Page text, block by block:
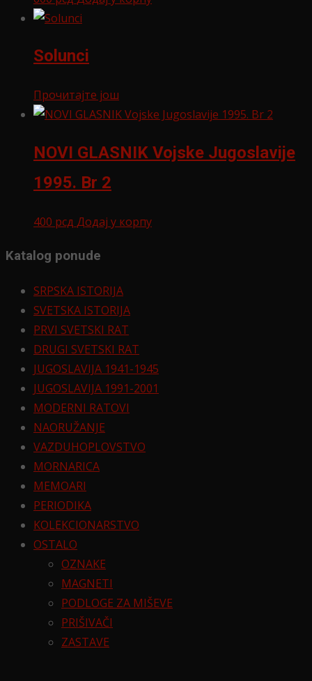
Solunci
Прочитајте још
NOVI GLASNIK Vojske Jugoslavije
1995. Br 2
400 рсд Додај у корпу
Katalog ponude
SRPSKA ISTORIJA
SVETSKA ISTORIJA
PRVI SVETSKI RAT
DRUGI SVETSKI RAT
JUGOSLAVIJA 1941-1945
JUGOSLAVIJA 1991-2001
MODERNI RATOVI
NAORUŽANJE
VAZDUHOPLOVSTVO
MORNARICA
MEMOARI
PERIODIKA
KOLEKCIONARSTVO
OSTALO
OZNAKE
MAGNETI
PODLOGE ZA MIŠEVE
PRIŠIVAČI
ZASTAVE